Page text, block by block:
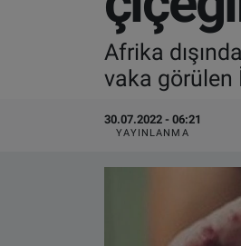
Afrika
vaka görülen
30.07.2022 - 06:21
YAYINLANMA
VIDEO GALERİ
ALGEMENE
CONTACT
Çerez Politikası